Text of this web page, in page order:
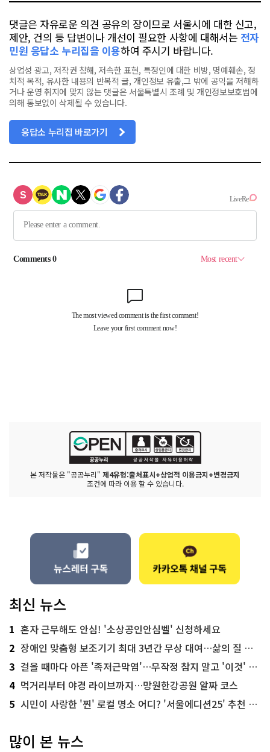
댓글은 자유로운 의견 공유의 장이므로 서울시에 대한 신고,
제안, 건의 등 답변이나 개선이 필요한 사항에 대해서는 전자
민원 응답소 누리집을 이용하여 주시기 바랍니다.
상업성 광고, 저작권 침해, 저속한 표현, 특정인에 대한 비방, 명예훼손, 정
치적 목적, 유사한 내용의 반복적 글, 개인정보 유출,그 밖에 공익을 저해하
거나 운영 취지에 맞지 않는 댓글은 서울특별시 조례 및 개인정보보호법에
의해 통보없이 삭제될 수 있습니다.
응답소 누리집 바로가기
본 저작물은 "공공누리" 제4유형:출처표시+상업적 이용금지+변경금지
조건에 따라 이용 할 수 있습니다.
최신 뉴스
1 혼자 근무해도 안심! '소상공인안심벨' 신청하세요
2 장애인 맞춤형 보조기기 최대 3년간 무상 대여…삶의 질 높인다
3 걸을 때마다 아픈 '족저근막염'…무작정 참지 말고 '이것' 해보세요!
4 먹거리부터 야경 라이브까지…망원한강공원 알짜 코스
5 시민이 사랑한 '찐' 로컬 명소 어디? '서울에디션25' 추천 코스
많이 본 뉴스